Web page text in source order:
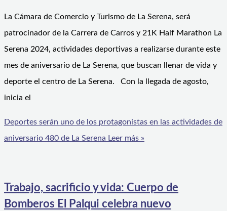
La Cámara de Comercio y Turismo de La Serena, será
patrocinador de la Carrera de Carros y 21K Half Marathon La
Serena 2024, actividades deportivas a realizarse durante este
mes de aniversario de La Serena, que buscan llenar de vida y
deporte el centro de La Serena. Con la llegada de agosto,
inicia el
Deportes serán uno de los protagonistas en las actividades de
aniversario 480 de La Serena Leer más »
Trabajo, sacrificio y vida: Cuerpo de
Bomberos El Palqui celebra nuevo